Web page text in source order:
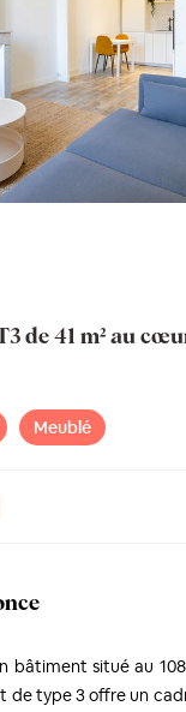
de 41 m² au
Meublé
bâtiment situé au
type 3 offre un